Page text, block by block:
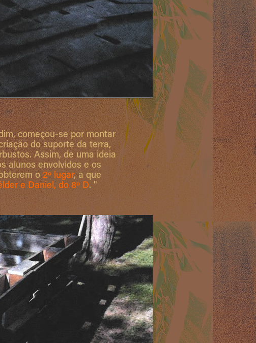
começou-se por montar
do suporte da terra,
Assim, de uma ideia
alunos envolvidos e os
o2º lugar, a que
e Daniel, do 8º D. "